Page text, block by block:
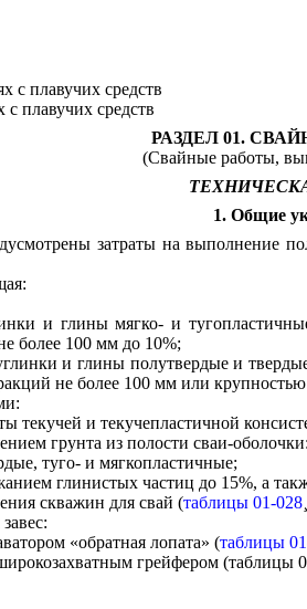
с плавучих средств
плавучих средств
РАЗДЕЛ 01.
(Свайные работы,
1. Общие
затраты на выполнение
и глины мягко- и
более 100 мм до 10%;
и глины полутвердые и
не более 100 мм или
текучей и текучепластичной
грунта из полости сваи-оболочки:
туго- и мягкопластичные;
глинистых частиц до 15%, а
скважин для свай (таблицы 01-028¸
«обратная лопата» (таблицы
грейфером (таблицы